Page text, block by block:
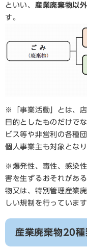
といい、 産業廃棄物以
す。
※「事業活動」とは、
目的としたものだけで
ビス等や非営利の各種
個人事業主も対象となり
※爆発性、毒性、感染
害を生ずるおそれがあ
物又は、特別管理産業
しい規制を行っています
産業廃棄物20種